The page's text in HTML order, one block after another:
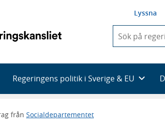
Lyssna
du
skriva
framträder
en
Regeringens politik i Sverige & EU
från Socialdepartementet